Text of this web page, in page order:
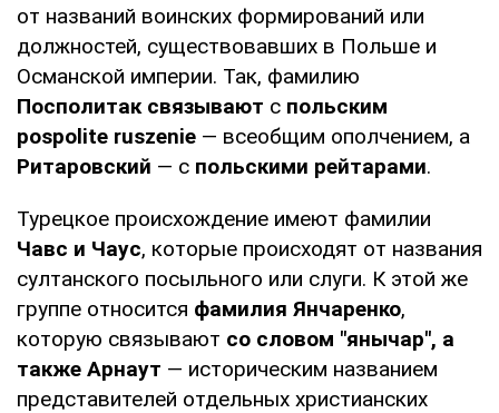
от названий воинских формирований или
должностей, существовавших в Польше и
Османской империи. Так, фамилию
Посполитак связывают с польским
pospolite ruszenie — всеобщим ополчением, а
Ритаровский — с польскими рейтарами.
Турецкое происхождение имеют фамилии
Чавс и Чаус, которые происходят от названия
султанского посыльного или слуги. К этой же
группе относится фамилия Янчаренко,
которую связывают со словом "янычар", а
также Арнаут — историческим названием
представителей отдельных христианских